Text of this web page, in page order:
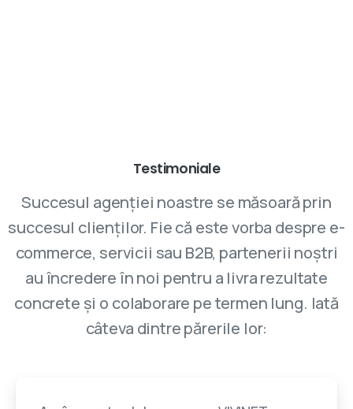
Testimoniale
Succesul agenției noastre se măsoară prin
succesul clienților. Fie că este vorba despre e-
commerce, servicii sau B2B, partenerii noștri
au încredere în noi pentru a livra rezultate
concrete și o colaborare pe termen lung. Iată
câteva dintre părerile lor: